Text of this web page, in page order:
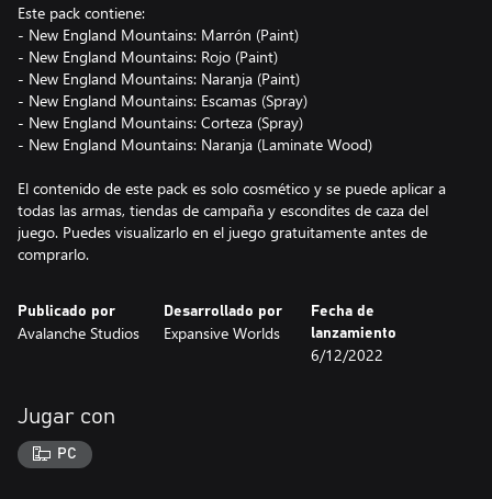
Este pack contiene:
- New England Mountains: Marrón (Paint)
- New England Mountains: Rojo (Paint)
- New England Mountains: Naranja (Paint)
- New England Mountains: Escamas (Spray)
- New England Mountains: Corteza (Spray)
- New England Mountains: Naranja (Laminate Wood)
El contenido de este pack es solo cosmético y se puede aplicar a
todas las armas, tiendas de campaña y escondites de caza del
juego. Puedes visualizarlo en el juego gratuitamente antes de
comprarlo.
Publicado por
Avalanche Studios
Desarrollado por
Expansive Worlds
Fecha de
lanzamiento
6/12/2022
Jugar con
PC